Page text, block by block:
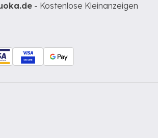
- Kostenlose Kleinanzeigen